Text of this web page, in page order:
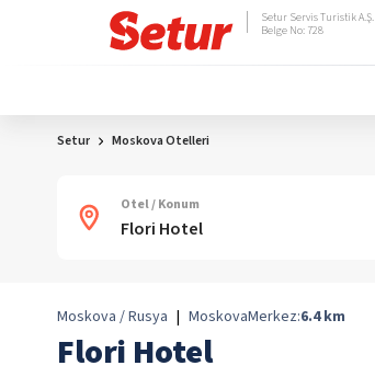
Setur Servis Turistik A.Ş.
Belge No: 728
Setur Moskova Otelleri
Otel / Konum
Moskova / Rusya | MoskovaMerkez:6.4 km
Flori Hotel